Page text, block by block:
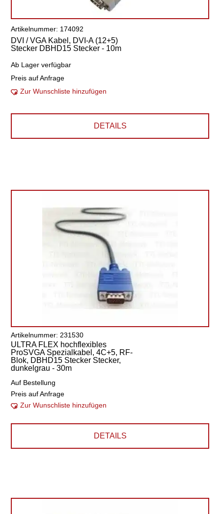
Artikelnummer: 174092
DVI / VGA Kabel, DVI-A (12+5)
Stecker DBHD15 Stecker - 10m
Ab Lager verfügbar
Preis auf Anfrage
Zur Wunschliste hinzufügen
DETAILS
Artikelnummer: 231530
ULTRA FLEX hochflexibles
ProSVGA Spezialkabel, 4C+5, RF-
Blok, DBHD15 Stecker Stecker,
dunkelgrau - 30m
Auf Bestellung
Preis auf Anfrage
Zur Wunschliste hinzufügen
DETAILS